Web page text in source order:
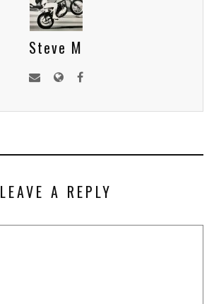
Steve M
LEAVE A REPLY